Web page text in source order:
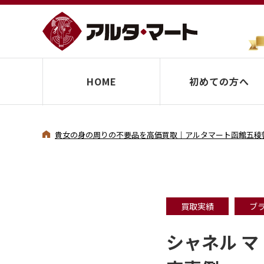
HOME 初めての方へ
貴女の身の周りの不要品を高価買取｜アルタマート函館五稜
買取実績 ブ
シャネル